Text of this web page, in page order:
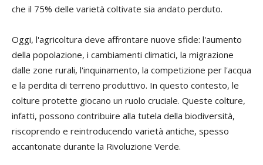
che il 75% delle varietà coltivate sia andato perduto.
Oggi, l'agricoltura deve affrontare nuove sfide: l'aumento
della popolazione, i cambiamenti climatici, la migrazione
dalle zone rurali, l'inquinamento, la competizione per l'acqua
e la perdita di terreno produttivo. In questo contesto, le
colture protette giocano un ruolo cruciale. Queste colture,
infatti, possono contribuire alla tutela della biodiversità,
riscoprendo e reintroducendo varietà antiche, spesso
accantonate durante la Rivoluzione Verde.